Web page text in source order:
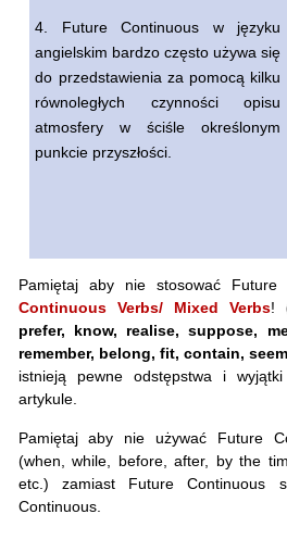
4. Future Continuous w języku
angielskim bardzo często używa się
do przedstawienia za pomocą kilku
równoległych czynności opisu
atmosfery w ściśle określonym
punkcie przyszłości.
Pamiętaj aby nie stosować
Continuous Verbs/ Mixed Verbs!
prefer, know, realise, suppose,
remember, belong, fit, contain,
istnieją pewne odstępstwa i
artykule.
Pamiętaj aby nie używać Future
(when, while, before, after, by the
etc.) zamiast Future Continuous
Continuous.